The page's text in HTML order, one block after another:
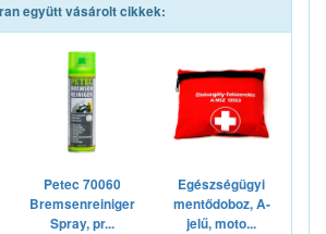
együtt vásárolt cikkek:
Petec 70060
Bremsenreiniger
Spray, pr...
Egészségügyi
mentődoboz, A-
jelű, moto...